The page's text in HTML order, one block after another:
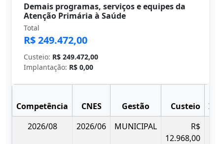
Demais programas, serviços e equipes da
Atenção Primária à Saúde
Total
R$ 249.472,00
Custeio: R$ 249.472,00
Implantação: R$ 0,00
Competência CNES Gestão Custeio
2026/08
2026/06 MUNICIPAL
R$
12.968,00